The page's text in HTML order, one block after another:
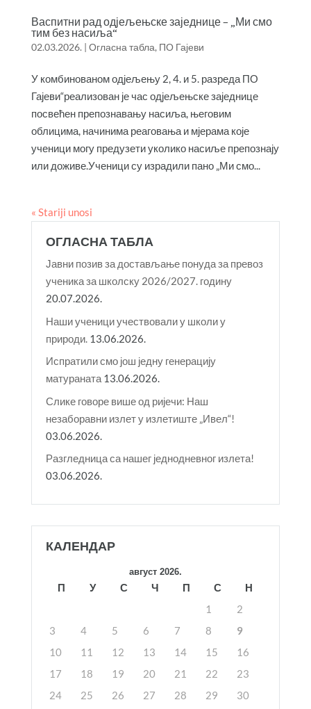
Васпитни рад одјељењске заједнице – „Ми смо
тим без насиља“
02.03.2026. | Огласна табла, ПО Гајеви
У комбинованом одјељењу 2, 4. и 5. разреда ПО
Гајеви“реализован је час одјељењске заједнице
посвећен препознавању насиља, његовим
облицима, начинима реаговања и мјерама које
ученици могу предузети уколико насиље препознају
или доживе.Ученици су израдили пано „Ми смо...
« Stariji unosi
ОГЛАСНА ТАБЛА
Јавни позив за достављање понуда за превоз
ученика за школску 2026/2027. годину
20.07.2026.
Наши ученици учествовали у школи у
природи. 13.06.2026.
Испратили смо још једну генерацију
матураната 13.06.2026.
Слике говоре више од ријечи: Наш
незаборавни излет у излетиште „Ивел“!
03.06.2026.
Разгледница са нашег једнодневног излета!
03.06.2026.
КАЛЕНДАР
август 2026.
П У С Ч П С
Н
1
2
3
4 5 6 7 8
9
10
11 12 13 14 15
16
17
18 19 20 21 22
23
24
25 26 27 28 29
30